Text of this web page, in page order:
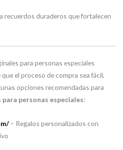
recuerdos duraderos que fortalecen
para personas especiales
el proceso de compra sea fácil,
opciones recomendadas para
personas especiales:
– Regalos personalizados con